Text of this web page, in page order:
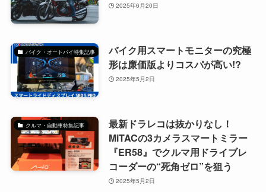
2025年6月20日
バイク・オートバイ特集記事
バイク用スマートモニターの究極
形は廉価版よりコスパが高い!?
2025年5月2日
クルマ・自動車特集記事
最新ドラレコは抜かりなし！
MiTACの3カメラスマートミラー
『ER58』でクルマ用ドライブレ
コーダーの“死角ゼロ”を狙う
2025年5月2日